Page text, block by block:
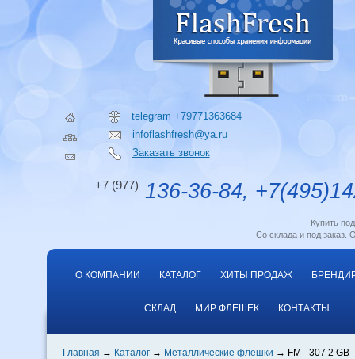
telegram +79771363684
infoflashfresh@ya.ru
Заказать звонок
+7 (977) 136-36-84,
Купить
Со склада и под заказ.
О КОМПАНИИ КАТАЛОГ ХИТЫ ПРОДАЖ
СКЛАД МИР ФЛЕШЕК КОНТАКТЫ
Главная Каталог Металлические флешки FM - 307 2 GB